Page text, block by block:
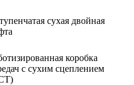
сухая двойная
коробка
с сухим сцеплением